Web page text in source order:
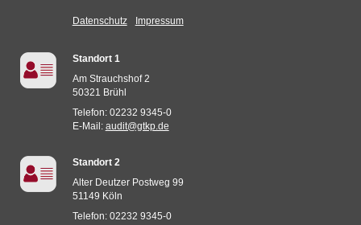
Datenschutz Impressum
Standort 1
Am Strauchshof 2
50321 Brühl
Telefon: 02232 9345-0
E-Mail: audit@gtkp.de
Standort 2
Alter Deutzer Postweg 99
51149 Köln
Telefon: 02232 9345-0